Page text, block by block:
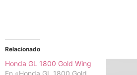
Relacionado
Honda GL 1800 Gold Wing
En «Honda GL 1800 Gold